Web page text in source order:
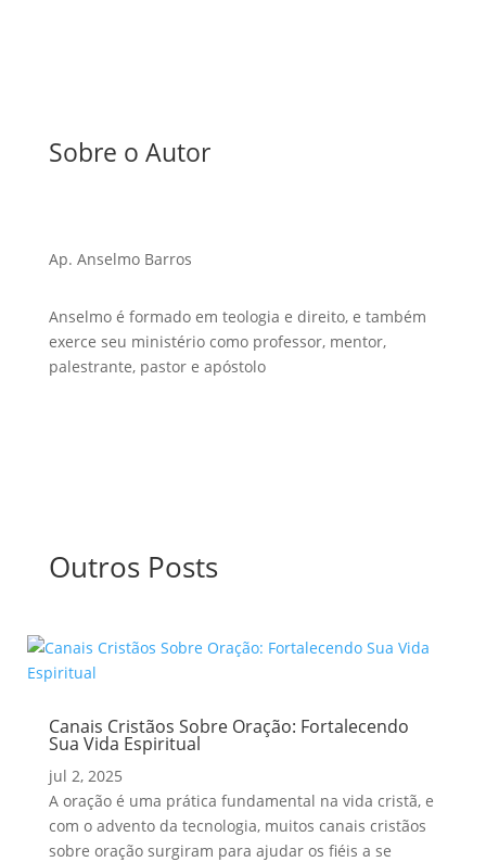
Sobre o Autor
Ap. Anselmo Barros
Anselmo é formado em teologia e direito, e também
exerce seu ministério como professor, mentor,
palestrante, pastor e apóstolo
Outros Posts
Canais Cristãos Sobre Oração: Fortalecendo
Sua Vida Espiritual
jul 2, 2025
A oração é uma prática fundamental na vida cristã, e
com o advento da tecnologia, muitos canais cristãos
sobre oração surgiram para ajudar os fiéis a se